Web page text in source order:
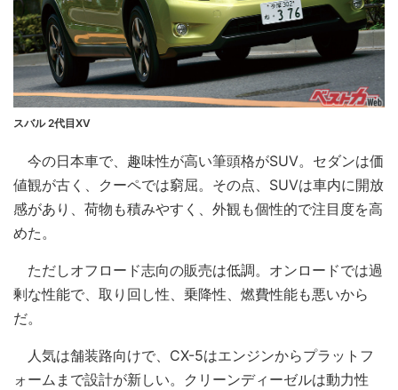
スバル 2代目XV
今の日本車で、趣味性が高い筆頭格がSUV。セダンは価
値観が古く、クーペでは窮屈。その点、SUVは車内に開放
感があり、荷物も積みやすく、外観も個性的で注目度を高
めた。
ただしオフロード志向の販売は低調。オンロードでは過
剰な性能で、取り回し性、乗降性、燃費性能も悪いから
だ。
人気は舗装路向けで、CX-5はエンジンからプラットフ
ォームまで設計が新しい。クリーンディーゼルは動力性